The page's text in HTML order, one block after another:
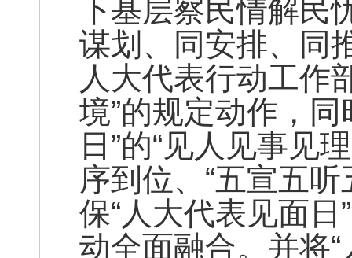
下基层察民情解民
谋划、同安排、同
人大代表行动工作
境”的规定动作，
日”的“见人见事见
序到位、“五宣五
保“人大代表见面
动全面融合。并将